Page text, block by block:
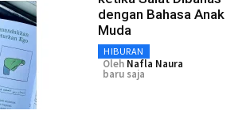
dengan Bahasa Anak
Muda
HIBURAN
Oleh Nafla Naura
baru saja